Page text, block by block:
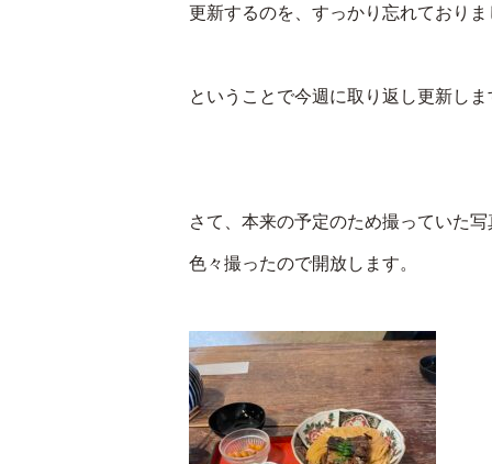
更新するのを、すっかり忘れておりま
ということで今週に取り返し更新しま
さて、本来の予定のため撮っていた写
色々撮ったので開放します。